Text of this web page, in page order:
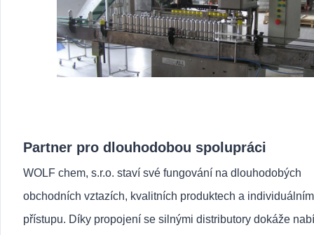
Partner pro dlouhodobou spolupráci
WOLF chem, s.r.o. staví své fungování na dlouhodobých
obchodních vztazích, kvalitních produktech a individuálním
přístupu. Díky propojení se silnými distributory dokáže